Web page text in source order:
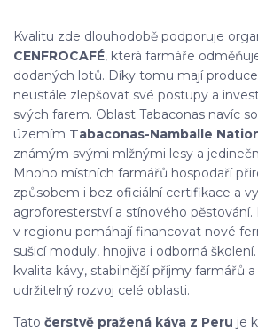
Kvalitu zde dlouhodobě podporuje
CENFROCAFÉ, která farmáře
dodaných lotů. Díky tomu mají
neustále zlepšovat své postupy a
svých farem. Oblast Tabaconas navíc
územím Tabaconas-Namballe
známým svými mlžnými lesy a
Mnoho místních farmářů hospodaří
způsobem i bez oficiální certifikace a
agroforesterství a stínového
v regionu pomáhají financovat nové
sušicí moduly, hnojiva i odborná
kvalita kávy, stabilnější příjmy farmářů
udržitelný rozvoj celé oblasti.
Tato čerstvě pražená káva z Peru je